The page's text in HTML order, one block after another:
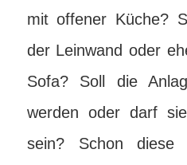
mit offener Küche?
der Leinwand oder
Sofa? Soll die
werden oder darf
sein? Schon diese